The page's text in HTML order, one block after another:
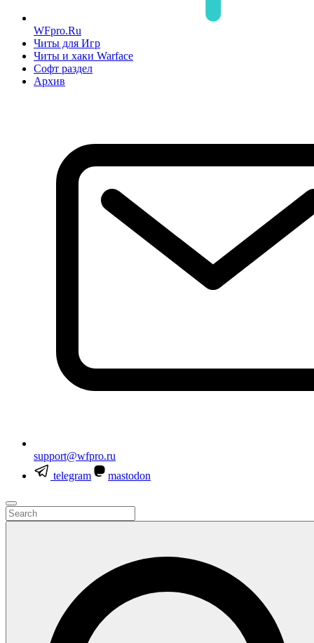
WFpro.Ru
Читы для Игр
Читы и хаки Warface
Софт раздел
Архив
support@wfpro.ru
telegram
mastodon